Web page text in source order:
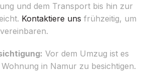
und dem Transport bis hin zur
Kontaktiere uns frühzeitig, um
Vor dem Umzug ist es
in Namur zu besichtigen.